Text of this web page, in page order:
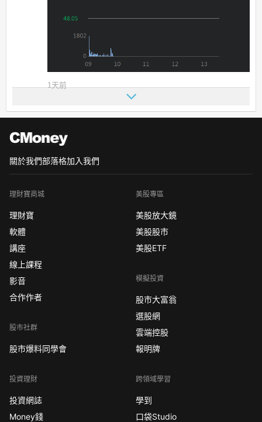
1天前
關於我們部落格加入我們
理財寶商城
理財寶
軟體
講座
線上課程
影音
合作作者
股市社群
股市爆料同學會
投資理財
投資網誌
Money錢
美股專區
美股放大鏡
美股股市
美股ETF
模擬投資
股市大富翁
選股網
雲端控股
報明牌
跨領域學習
學到
口袋Studio